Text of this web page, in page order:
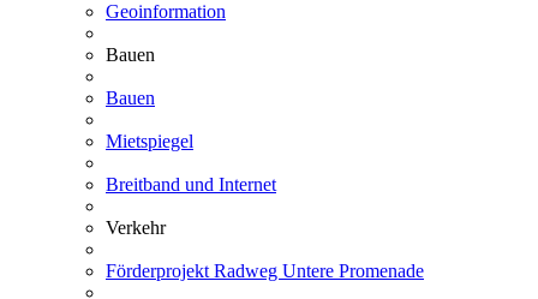
Geoinformation
Bauen
Bauen
Mietspiegel
Breitband und Internet
Verkehr
Förderprojekt Radweg Untere Promenade